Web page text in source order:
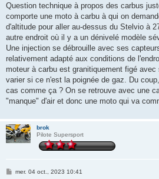
g
Question technique à propos des carbus
comporte une moto à carbu à qui on
d'altitude pour aller au-dessus du Stelvio à
autre endroit où il y a un dénivelé modèle
Une injection se débrouille avec ses
relativement adapté aux conditions de
moteur à carbu est granitiquement figé
varier si ce n'est la poignée de gaz. Du
cas comme ça ? On se retrouve avec une
"manque" d'air et donc une moto qui va
brok
Pilote Supersport
Mmer. 04 oct., 2023 10:41